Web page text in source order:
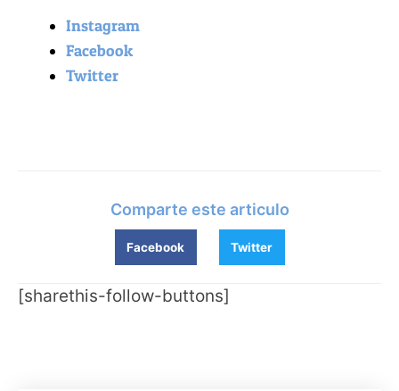
Instagram
Facebook
Twitter
Comparte este articulo
Facebook Twitter
[sharethis-follow-buttons]